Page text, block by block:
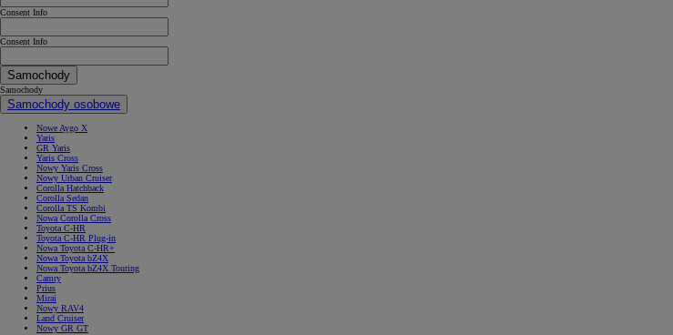
Consent Info
Consent Info
Samochody
Samochody
Samochody osobowe
Nowe Aygo X
Yaris
GR Yaris
Yaris Cross
Nowy Yaris Cross
Nowy Urban Cruiser
Corolla Hatchback
Corolla Sedan
Corolla TS Kombi
Nowa Corolla Cross
Toyota C-HR
Toyota C-HR Plug-in
Nowa Toyota C-HR+
Nowa Toyota bZ4X
Nowa Toyota bZ4X Touring
Camry
Prius
Mirai
Nowy RAV4
Land Cruiser
Nowy GR GT